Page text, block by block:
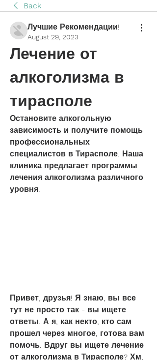
Back
Лучшие Рекомендации!
August 29, 2023
Лечение от
алкоголизма в
тирасполе
Остановите алкогольную
зависимость и получите помощь
профессиональных
специалистов в Тирасполе. Наша
клиника предлагает программы
лечения алкоголизма различного
уровня.
Привет, друзья! Я знаю, вы все
тут не просто так - вы ищете
ответы. А я, как некто, кто сам
прошел через многое, готова вам
помочь. Вдруг вы ищете лечение
от алкоголизма в Тирасполе? Хм,